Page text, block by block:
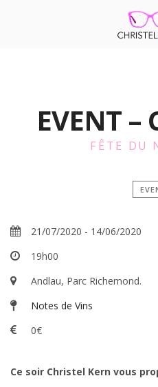
EVENT –
FÊTE DU
21/07/2020 - 14/06/2020
19h00
Andlau, Parc Richemond.
Notes de Vins
0€
Ce soir Christel Kern vous